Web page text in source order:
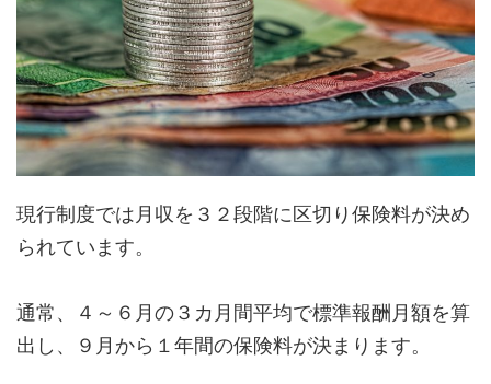
現行制度では月収を３２段階に区切り保険料が決め
られています。
通常、４～６月の３カ月間平均で標準報酬月額を算
出し、９月から１年間の保険料が決まります。